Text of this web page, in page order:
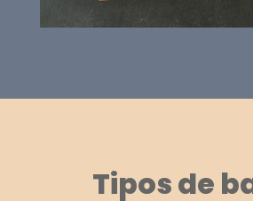
Tipos de